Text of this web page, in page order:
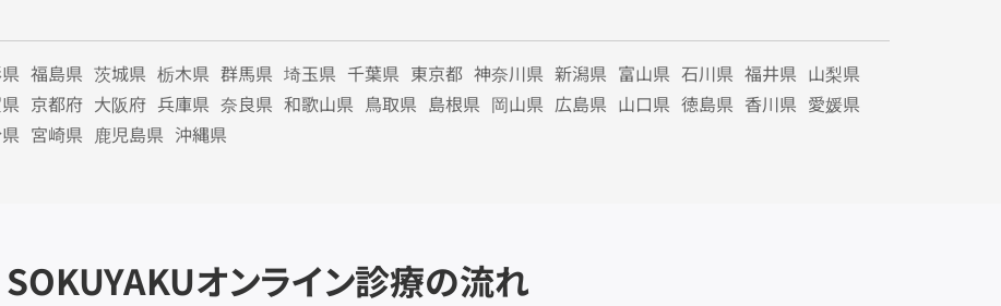
福島県 茨城県 栃木県 群馬県 埼玉県 千葉県 東京都 神奈川県 新潟県 富山県 石川県 福井県 山梨県
京都府 大阪府 兵庫県 奈良県 和歌山県 鳥取県 島根県 岡山県 広島県 山口県 徳島県 香川県 愛媛県
宮崎県 鹿児島県 沖縄県
SOKUYAKUオンライン診療の流れ